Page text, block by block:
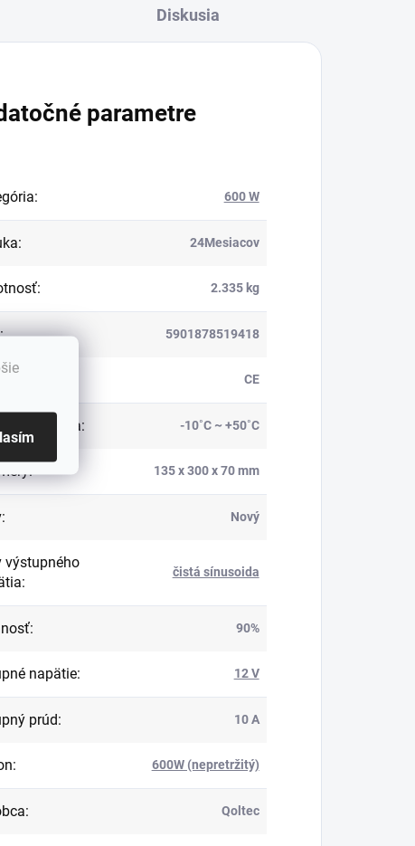
Diskusia
parametre
: 600 W
: 24Mesiacov
: 2.335 kg
: 5901878519418
CE
teplota: -10˚C ~ +50˚C
: 135 x 300 x 70 mm
: Nový
výstupného
:
čistá sínusoida
: 90%
napätie: 12 V
prúd: 10 A
: 600W (nepretržitý)
: Qoltec